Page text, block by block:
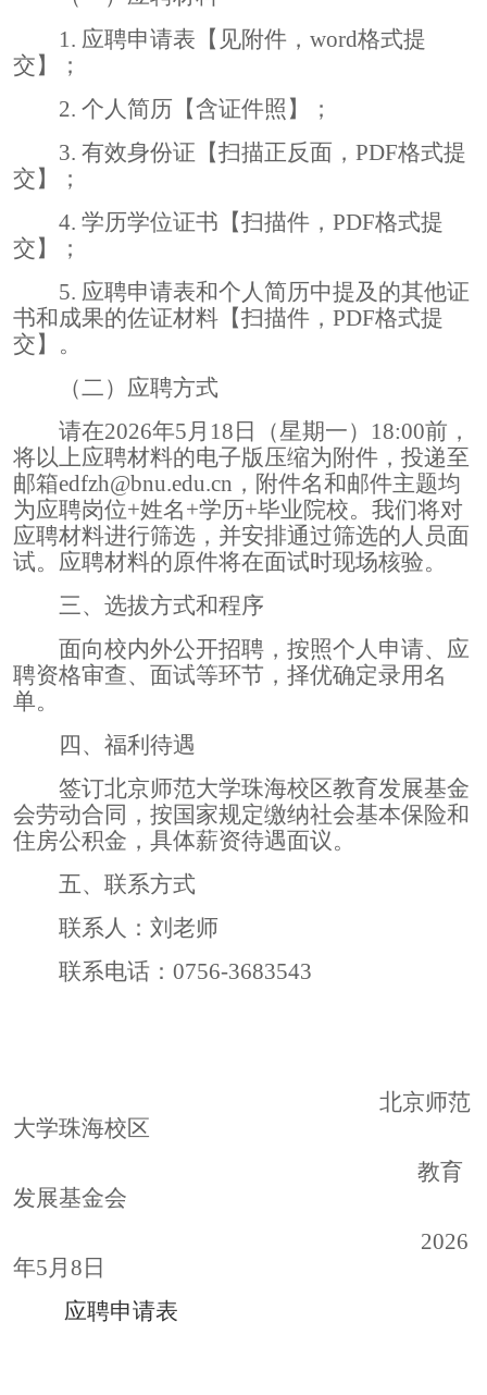
1. 应聘申请表【见附件， word格式提
交】；
2. 个人简历 【含证件照】；
3. 有效身份证【扫描正反面， PDF格式提
交】；
4. 学历学位证书【扫描件， PDF格式提
交】；
5. 应聘申请表和个人简历中提及的其他证
书和成果的佐证材料【扫描件， PDF格式提
交】。
（二）应聘方式
请在2026年5月 18 日 （星期一） 18:00前，
将以上应聘材料的电子版压缩为附件，投递至
邮箱edfzh@bnu.edu.cn ，附件名和邮件主题均
为应聘岗位+姓名+学历+毕业院校。我们将对
应聘材料进行筛选，并安排通过筛选的人员面
试。应聘材料的原件将在面试时现场核验。
三、选拔方式和程序
面向校内外公开招聘，按照个人申请、应
聘资格审查、面试等环节，择优确定录用名
单。
四、福利待遇
签订北京师范大学珠海校区教育发展基金
会劳动合同，按国家规定缴纳社会基本保险和
住房公积金，具体薪资待遇面议。
五、联系方式
联系人：刘老师
联系电话： 0756-3683543
北京师范
大学珠海校区
教育
发展基金会
2026
年5月 8 日
应聘申请表